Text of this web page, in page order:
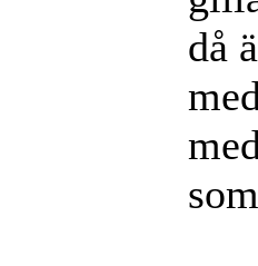
då